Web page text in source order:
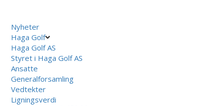
Nyheter
Haga Golf
Haga Golf AS
Styret i Haga Golf AS
Ansatte
Generalforsamling
Vedtekter
Ligningsverdi